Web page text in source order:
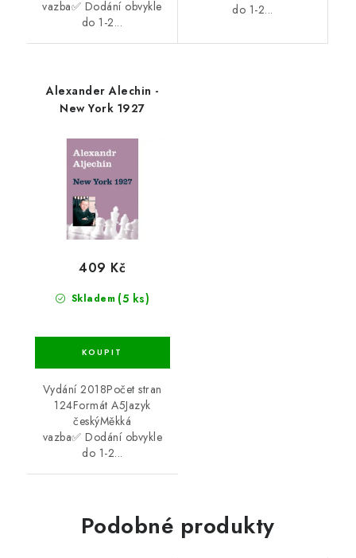
vazba✅ Dodání obvykle
do 1-2...
do 1-2...
Alexander Alechin -
New York 1927
Skladem (5 ks)
409 Kč
Vydání 2018Počet stran
124Formát A5Jazyk
českýMěkká
vazba✅ Dodání obvykle
do 1-2...
Podobné produkty